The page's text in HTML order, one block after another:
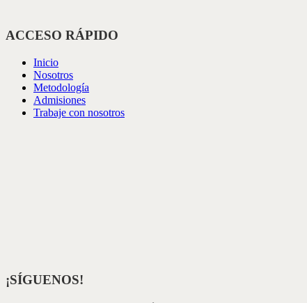
ACCESO RÁPIDO
Inicio
Nosotros
Metodología
Admisiones
Trabaje con nosotros
¡SÍGUENOS!